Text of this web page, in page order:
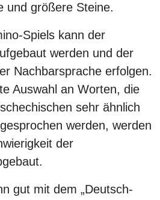
und größere Steine.
Spiels kann der
werden und der
Nachbarsprache erfolgen.
Auswahl an Worten, die
sehr ähnlich
werden, werden
der
gut mit dem „Deutsch-